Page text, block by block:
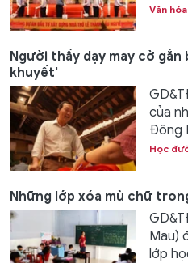
Văn hóa
Người thầy dạy may cờ
khuyết'
của
Đông
Học
Những lớp xóa mù chữ
Mau)
lớp